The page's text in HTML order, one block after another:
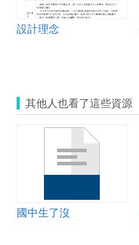
設計理念
其他人也看了這些資源
國中生了沒